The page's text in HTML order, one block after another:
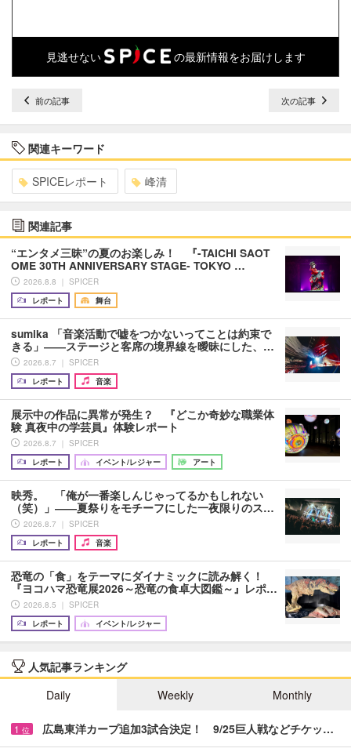
見逃せない の最新情報をお届けします
前の記事 次の記事
関連キーワード
SPICEレポート 峰清
関連記事
“エンタメ三昧”の夏のお楽しみ！ 『-TAICHI SAOT
OME 30TH ANNIVERSARY STAGE- TOKYO …
2026.8.8 ｜ SPICER
レポート
舞台
sumika 「音楽活動で嘘をつかないってことは約束で
きる」――ステージと客席の境界線を曖昧にした、…
2026.8.7 ｜ SPICER
レポート
音楽
展示中の作品に異常が発生？ 『どこか奇妙な職業体
験 真夜中の学芸員』体験レポート
2026.8.7 ｜ SPICER
レポート
イベント/レジャー アート
映秀。 「俺が一番楽しんじゃってるかもしれない
（笑）」――夏祭りをモチーフにした一夜限りのス…
2026.8.7 ｜ SPICER
レポート
音楽
恐竜の「食」をテーマにダイナミックに読み解く！
『ヨコハマ恐竜展2026～恐竜の食卓大図鑑～』レポ…
2026.8.5 ｜ SPICER
レポート
イベント/レジャー
人気記事ランキング
Daily
Weekly Monthly
1 位 広島東洋カープ追加3試合決定！ 9/25巨人戦などチケッ…